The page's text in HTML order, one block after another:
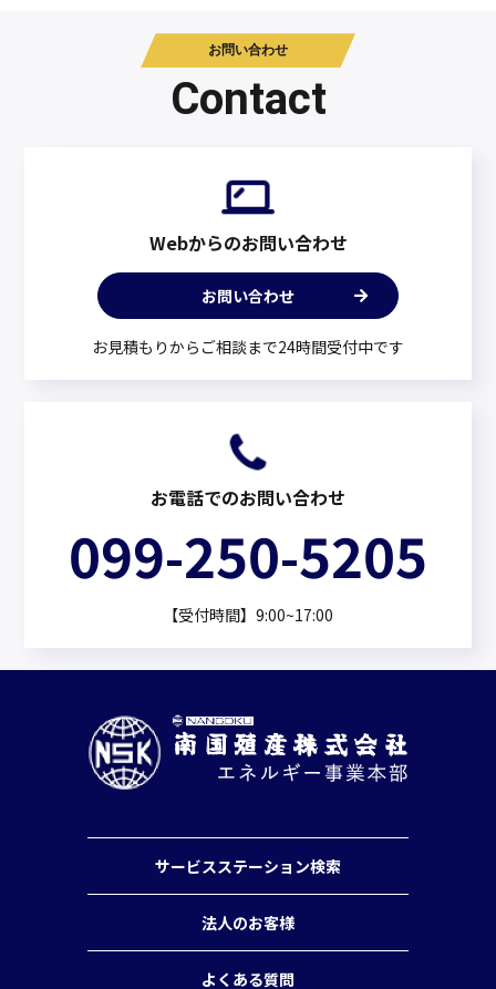
お問い合わせ
Contact
Webからのお問い合わせ
お問い合わせ
お見積もりからご相談まで24時間受付中です
お電話でのお問い合わせ
099-250-5205
【受付時間】9:00~17:00
サービスステーション検索
法人のお客様
よくある質問